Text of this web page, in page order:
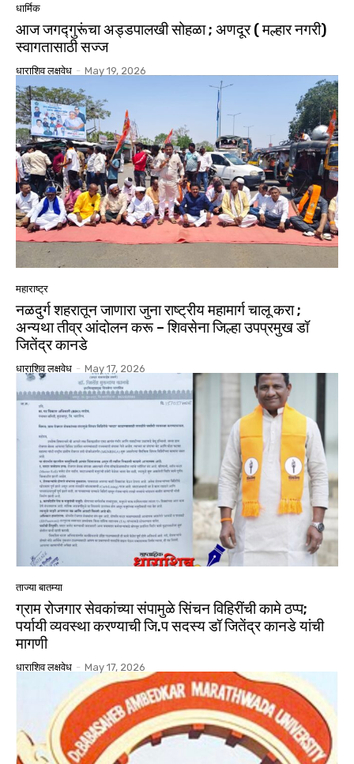
धार्मिक
आज जगद्गुरूंचा अड्डपालखी सोहळा ; अणदूर ( मल्हार नगरी)
स्वागतासाठी सज्ज
धाराशिव लक्षवेध - May 19, 2026
महाराष्ट्र
नळदुर्ग शहरातून जाणारा जुना राष्ट्रीय महामार्ग चालू करा ;
अन्यथा तीव्र आंदोलन करू – शिवसेना जिल्हा उपप्रमुख डॉ
जितेंद्र कानडे
धाराशिव लक्षवेध - May 17, 2026
ताज्या बातम्या
ग्राम रोजगार सेवकांच्या संपामुळे सिंचन विहिरींची कामे ठप्प;
पर्यायी व्यवस्था करण्याची जि.प सदस्य डॉ जितेंद्र कानडे यांची
मागणी
धाराशिव लक्षवेध - May 17, 2026